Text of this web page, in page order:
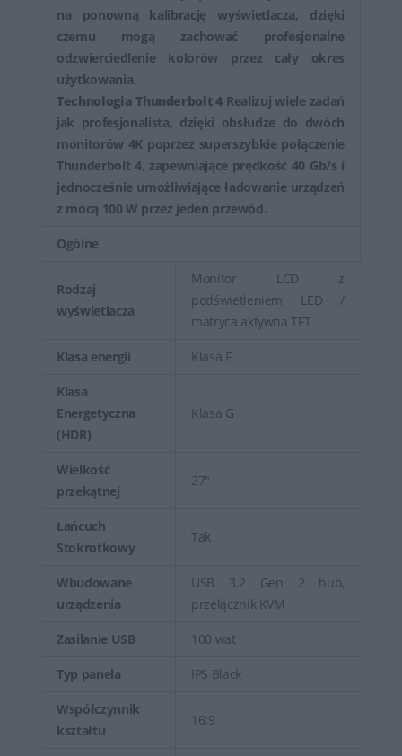
na ponowną kalibrację wyświetlacza, dzięki
czemu mogą zachować profesjonalne
odzwierciedlenie kolorów przez cały okres
użytkowania.
Technologia Thunderbolt 4 Realizuj wiele zadań
jak profesjonalista, dzięki obsłudze do dwóch
monitorów 4K poprzez superszybkie połączenie
Thunderbolt 4, zapewniające prędkość 40 Gb/s i
jednocześnie umożliwiające ładowanie urządzeń
z mocą 100 W przez jeden przewód.
Ogólne
Rodzaj
wyświetlacza
Monitor LCD z
podświetleniem LED /
matryca aktywna TFT
Klasa energii Klasa F
Klasa
Energetyczna
(HDR)
Klasa G
Wielkość
przekątnej
27"
Łańcuch
Stokrotkowy
Tak
Wbudowane
urządzenia
USB 3.2 Gen 2 hub,
przełącznik KVM
Zasilanie USB 100 wat
Typ panela IPS Black
Współczynnik
kształtu
16:9